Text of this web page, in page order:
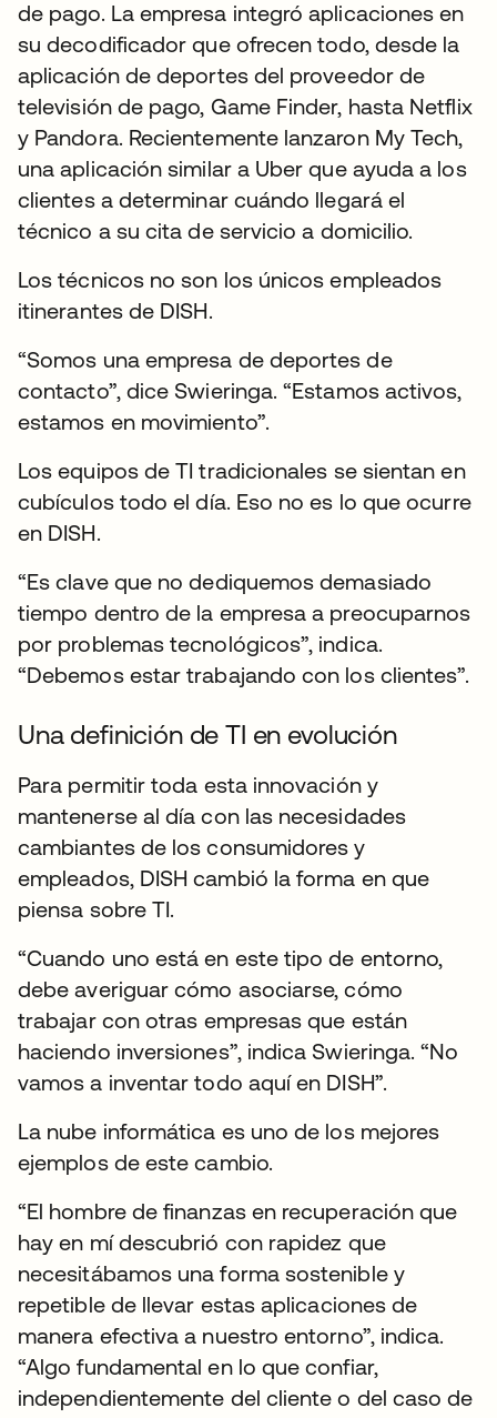
de pago. La empresa integró aplicaciones en
su decodificador que ofrecen todo, desde la
aplicación de deportes del proveedor de
televisión de pago, Game Finder, hasta Netflix
y Pandora. Recientemente lanzaron My Tech,
una aplicación similar a Uber que ayuda a los
clientes a determinar cuándo llegará el
técnico a su cita de servicio a domicilio.
Los técnicos no son los únicos empleados
itinerantes de DISH.
“Somos una empresa de deportes de
contacto”, dice Swieringa. “Estamos activos,
estamos en movimiento”.
Los equipos de TI tradicionales se sientan en
cubículos todo el día. Eso no es lo que ocurre
en DISH.
“Es clave que no dediquemos demasiado
tiempo dentro de la empresa a preocuparnos
por problemas tecnológicos”, indica.
“Debemos estar trabajando con los clientes”.
Una definición de TI en evolución
Para permitir toda esta innovación y
mantenerse al día con las necesidades
cambiantes de los consumidores y
empleados, DISH cambió la forma en que
piensa sobre TI.
“Cuando uno está en este tipo de entorno,
debe averiguar cómo asociarse, cómo
trabajar con otras empresas que están
haciendo inversiones”, indica Swieringa. “No
vamos a inventar todo aquí en DISH”.
La nube informática es uno de los mejores
ejemplos de este cambio.
“El hombre de finanzas en recuperación que
hay en mí descubrió con rapidez que
necesitábamos una forma sostenible y
repetible de llevar estas aplicaciones de
manera efectiva a nuestro entorno”, indica.
“Algo fundamental en lo que confiar,
independientemente del cliente o del caso de